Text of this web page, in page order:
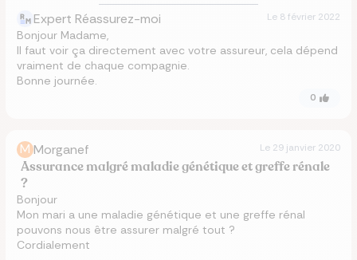
Expert Réassurez-moi Le 8 février 2022
Bonjour Madame,
Il faut voir ça directement avec votre assureur, cela dépend
vraiment de chaque compagnie.
Bonne journée.
0
M Morganef Le 29 janvier 2020
Assurance malgré maladie génétique et greffe rénale
?
Bonjour
Mon mari a une maladie génétique et une greffe rénal
pouvons nous être assurer malgré tout ?
Cordialement